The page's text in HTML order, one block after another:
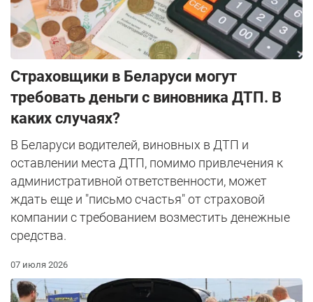
Страховщики в Беларуси могут
требовать деньги с виновника ДТП. В
каких случаях?
В Беларуси водителей, виновных в ДТП и
оставлении места ДТП, помимо привлечения к
административной ответственности, может
ждать еще и "письмо счастья" от страховой
компании с требованием возместить денежные
средства.
07 июля 2026